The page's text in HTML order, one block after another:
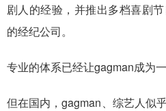
剧人的经验，并推出多档喜剧
的经纪公司。
专业的体系已经让gagman成为
但在国内，gagman、综艺人似